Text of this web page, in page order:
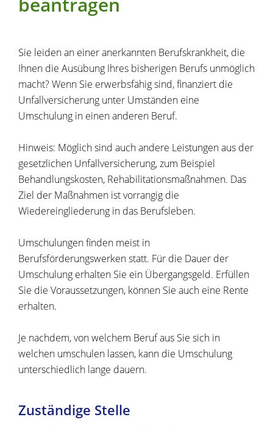
Sie leiden an einer anerkannten Berufskrankheit, die
Ihnen die Ausübung Ihres bisherigen Berufs unmöglich
macht? Wenn Sie erwerbsfähig sind, finanziert die
Unfallversicherung unter Umständen eine
Umschulung in einen anderen Beruf.
Hinweis: Möglich sind auch andere Leistungen aus der
gesetzlichen Unfallversicherung,zum Beispiel
Behandlungskosten, Rehabilitationsmaßnahmen. Das
Ziel der Maßnahmen ist vorrangig die
Wiedereingliederung in das Berufsleben.
Umschulungen finden meist in
Berufsförderungswerken statt. Für die Dauer der
Umschulung erhalten Sie ein Übergangsgeld. Erfüllen
Sie die Voraussetzungen, können Sie auch eine Rente
erhalten.
Je nachdem, von welchem Beruf aus Sie sich in
welchen umschulen lassen, kann die Umschulung
unterschiedlich lange dauern.
Zuständige Stelle